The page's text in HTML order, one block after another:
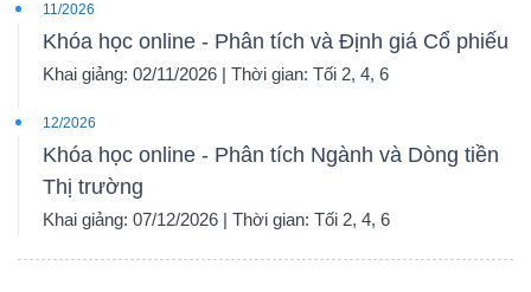
11/2026
Khóa học online - Phân tích và Định giá Cổ phiếu
Khai giảng: 02/11/2026 | Thời gian: Tối 2, 4, 6
12/2026
Khóa học online - Phân tích Ngành và Dòng tiền
Thị trường
Khai giảng: 07/12/2026 | Thời gian: Tối 2, 4, 6